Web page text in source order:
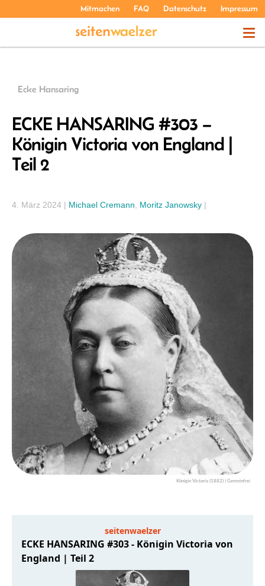
Mitmachen FAQ Datenschutz Impressum
ÜBER UNS
Ecke Hansaring
ECKE HANSARING #303 –
Königin Victoria von England |
Teil 2
4. März 2024 | Michael Cremann Moritz Janowsky |
Königin Victoria (1882) | Gemeinfrei